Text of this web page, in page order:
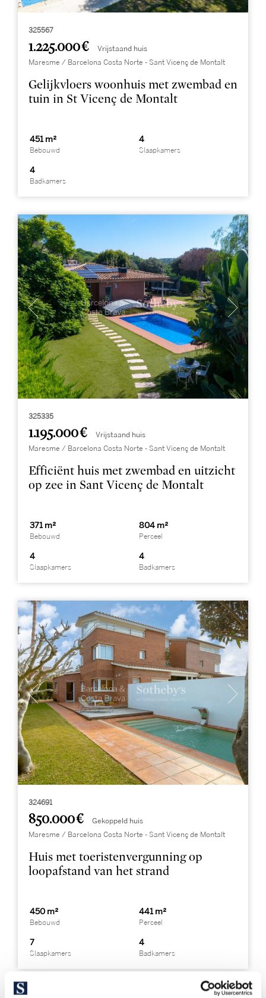
325567
1.225.000 € Vrijstaand huis
Maresme / Barcelona Costa Norte - Sant Vicenç de Montalt
Gelijkvloers woonhuis met zwembad en
tuin in St Vicenç de Montalt
451 m²
Bebouwd
4
Slaapkamers
4
Badkamers
325335
1.195.000 € Vrijstaand huis
Maresme / Barcelona Costa Norte - Sant Vicenç de Montalt
Efficiënt huis met zwembad en uitzicht
op zee in Sant Vicenç de Montalt
371 m²
Bebouwd
804 m²
Perceel
4
Slaapkamers
4
Badkamers
324691
850.000 € Gekoppeld huis
Maresme / Barcelona Costa Norte - Sant Vicenç de Montalt
Huis met toeristenvergunning op
loopafstand van het strand
450 m²
Bebouwd
441 m²
Perceel
7
Slaapkamers
4
Badkamers